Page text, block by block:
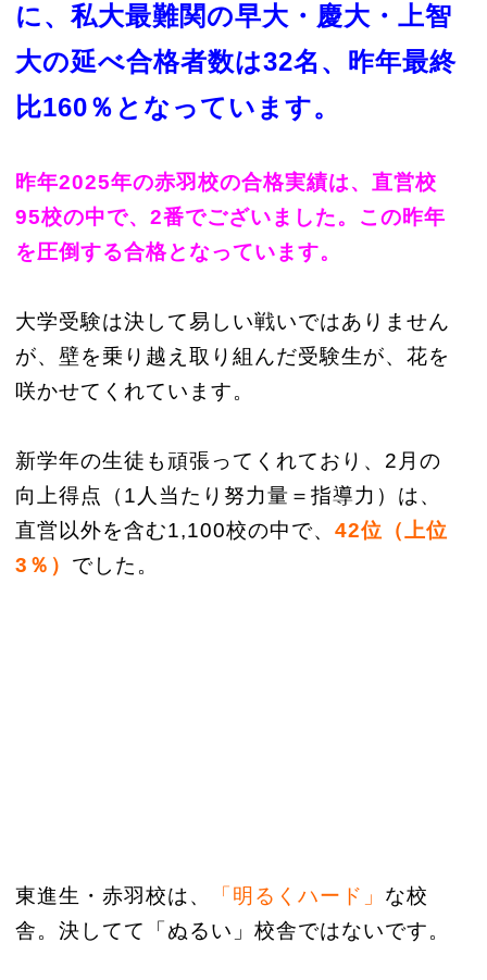
に、私大最難関の早大・慶大・上智
大の延べ合格者数は32名、昨年最終
比160％となっています。
昨年2025年の赤羽校の合格実績は、直営校
95校の中で、2番でございました。この昨年
を圧倒する合格となっています。
大学受験は決して易しい戦いではありません
が、壁を乗り越え取り組んだ受験生が、花を
咲かせてくれています。
新学年の生徒も頑張ってくれており、2月の
向上得点（1人当たり努力量＝指導力）は、
直営以外を含む1,100校の中で、 42位（上位
3％） でした。
東進生・赤羽校は、 「明るくハード」 な校
舎。決してて「ぬるい」校舎ではないです。